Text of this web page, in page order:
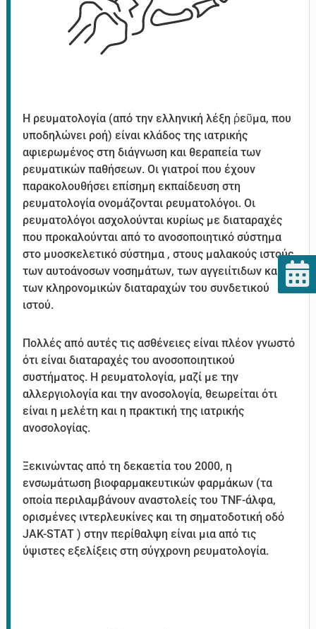
Η ρευματολογία (από την ελληνική λέξη ῥεῦμα, που
υποδηλώνει ροή) είναι κλάδος της ιατρικής
αφιερωμένος στη διάγνωση και θεραπεία των
ρευματικών παθήσεων. Οι γιατροί που έχουν
παρακολουθήσει επίσημη εκπαίδευση στη
ρευματολογία ονομάζονται ρευματολόγοι. Οι
ρευματολόγοι ασχολούνται κυρίως με διαταραχές
που προκαλούνται από το ανοσοποιητικό σύστημα
στο μυοσκελετικό σύστημα , στους μαλακούς ιστούς,
των αυτοάνοσων νοσημάτων, των αγγειίτιδων και
των κληρονομικών διαταραχών του συνδετικού
ιστού.
Πολλές από αυτές τις ασθένειες είναι πλέον γνωστό
ότι είναι διαταραχές του ανοσοποιητικού
συστήματος. Η ρευματολογία, μαζί με την
αλλεργιολογία και την ανοσολογία, θεωρείται ότι
είναι η μελέτη και η πρακτική της ιατρικής
ανοσολογίας.
Ξεκινώντας από τη δεκαετία του 2000, η
ενσωμάτωση βιοφαρμακευτικών φαρμάκων (τα
οποία περιλαμβάνουν αναστολείς του TNF-άλφα,
ορισμένες ιντερλευκίνες και τη σηματοδοτική οδό
JAK-STAT ) στην περίθαλψη είναι μια από τις
ύψιστες εξελίξεις στη σύγχρονη ρευματολογία.